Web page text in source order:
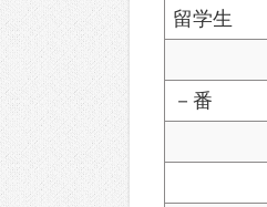
留学生
－番